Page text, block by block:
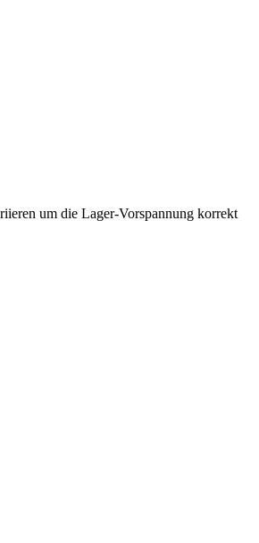
um die Lager-Vorspannung korrekt